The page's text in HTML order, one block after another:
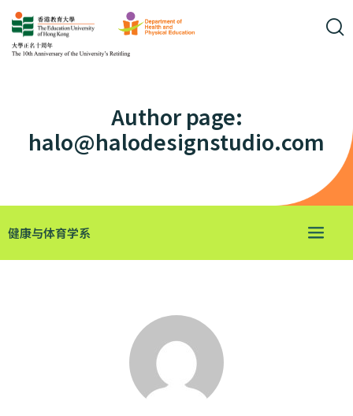
Author page:
halo@halodesignstudio.com
健康与体育学系